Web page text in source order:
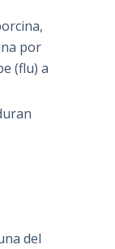
por
(flu) a
del